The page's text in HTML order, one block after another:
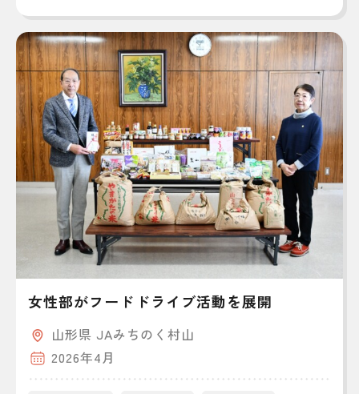
女性部がフードドライブ活動を展開
山形県 JAみちのく村山
2026年4月